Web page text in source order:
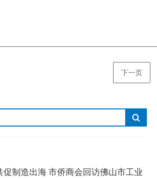
下一页
促制造出海 市侨商会回访佛山市工业